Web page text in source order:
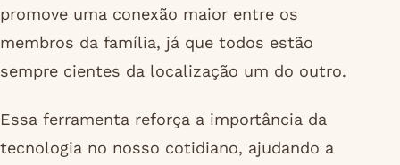
promove uma conexão maior entre os
membros da família, já que todos estão
sempre cientes da localização um do outro.
Essa ferramenta reforça a importância da
tecnologia no nosso cotidiano, ajudando a